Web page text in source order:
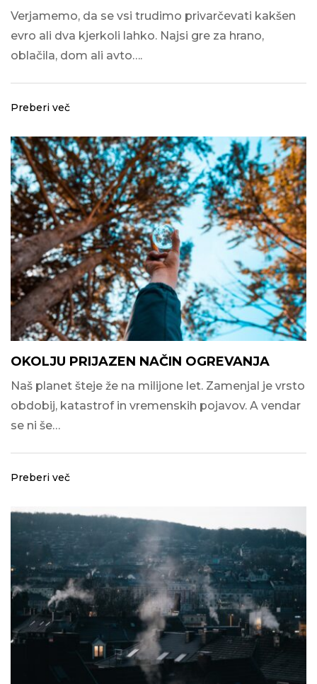
Verjamemo, da se vsi trudimo privarčevati kakšen
evro ali dva kjerkoli lahko. Najsi gre za hrano,
oblačila, dom ali avto….
Preberi več
OKOLJU PRIJAZEN NAČIN OGREVANJA
Naš planet šteje že na milijone let. Zamenjal je vrsto
obdobij, katastrof in vremenskih pojavov. A vendar
se ni še…
Preberi več